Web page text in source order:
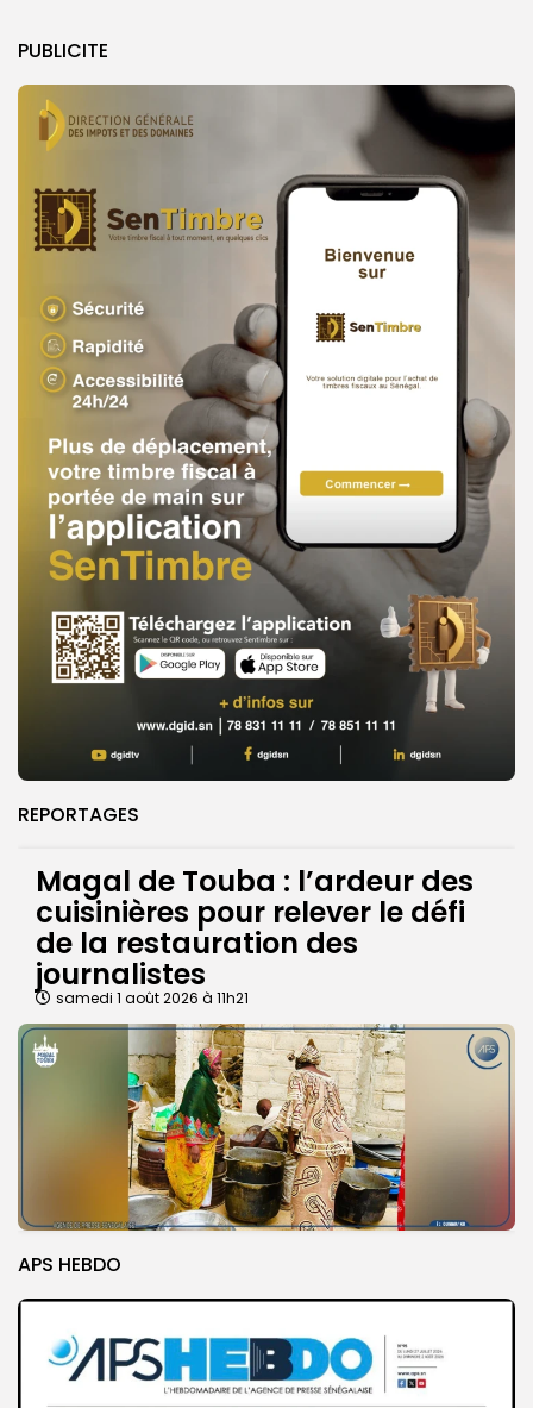
PUBLICITE
REPORTAGES
Magal de Touba : l’ardeur des
cuisinières pour relever le défi
de la restauration des
journalistes
samedi 1 août 2026 à 11h21
APS HEBDO